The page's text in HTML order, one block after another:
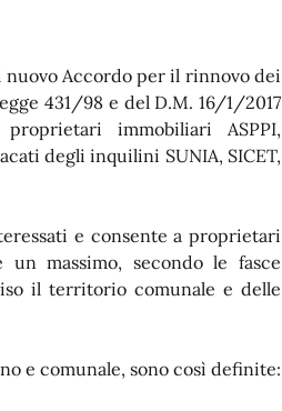
nuovo Accordo per il rinnovo dei
431/98 e del D.M. 16/1/2017
immobiliari ASPPI,
degli inquilini SUNIA, SICET,
e consente a proprietari
massimo, secondo le fasce
il territorio comunale e delle
e comunale, sono così definite: